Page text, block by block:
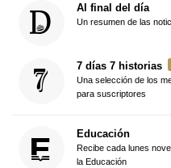
Al final del día
Un resumen de las
7 días 7 historias
Una selección de los
para suscriptores
Educación
Recibe cada lunes
la Educación